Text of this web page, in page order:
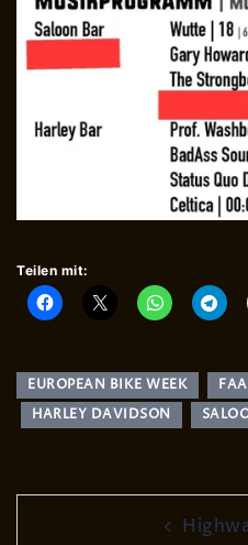
Teilen mit:
EUROPEAN BIKE WEEK
HARLEY DAVIDSON
Post